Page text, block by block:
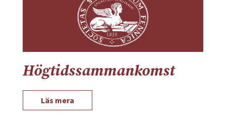
Högtidssammankomst
Läs mera